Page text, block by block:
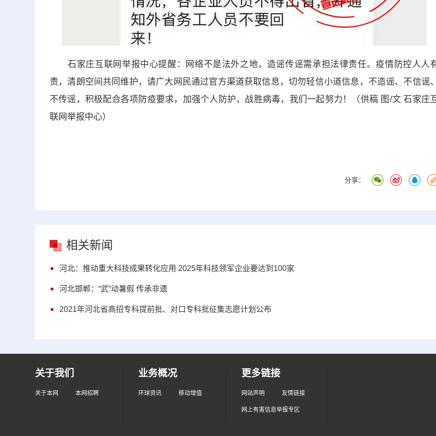
石家庄互联网举报中心提醒：网络不是法外之地，造谣传谣需承担法律责任。疫情防控人人
责，清朗空间共同维护，请广大网民通过官方渠道获取信息，切勿轻信小道信息，不造谣、不信谣、
不传谣，积极配合各项防疫要求，加强个人防护，战胜病毒，我们一起努力！（供稿 图/文 石家庄
联网举报中心）
分享：
相关新闻
河北：推动重大科技成果转化应用 2025年科技领军企业要达到100家
河北邯郸：“武”动暑假 传承非遗
2021年河北省高招专科提前批、对口专科批征集志愿计划公布
关于我们
关于本网 本网招聘
业务概况
环球资讯 移动增值
更多链接
网站声明 友情链接
网上有害信息举报专区